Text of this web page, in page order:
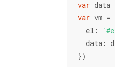
var data
var vm =
el :
data :
})